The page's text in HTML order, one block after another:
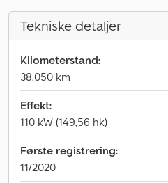
Tekniske detaljer
Kilometerstand:
38.050 km
Effekt:
110 kW (149,56 hk)
Første registrering:
11/2020